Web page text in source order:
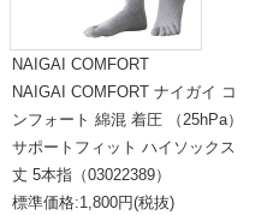
NAIGAI COMFORT
NAIGAI COMFORT ナイガイ コ
ンフォート 綿混 着圧 （25hPa）
サポートフィット ハイソックス
丈 5本指（03022389）
標準価格:1,800円(税抜)